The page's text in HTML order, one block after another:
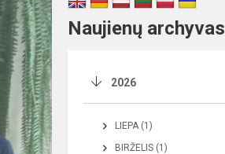
Naujienų archyvas
2026
LIEPA (1)
BIRŽELIS (1)